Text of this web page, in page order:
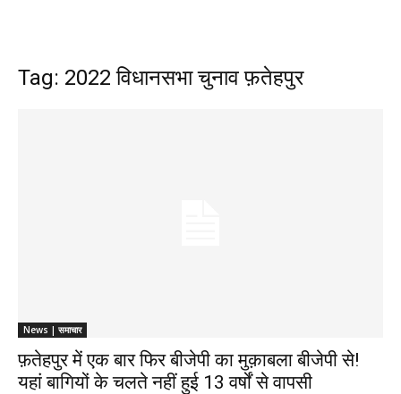
Tag: 2022 विधानसभा चुनाव फ़तेहपुर
News | समाचार
फ़तेहपुर में एक बार फिर बीजेपी का मुक़ाबला बीजेपी से!
यहां बागियों के चलते नहीं हुई 13 वर्षों से वापसी